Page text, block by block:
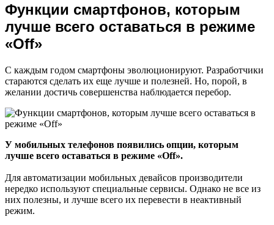
Функции смартфонов, которым
лучше всего оставаться в режиме
«Off»
С каждым годом смартфоны эволюционируют. Разработчики
стараются сделать их еще лучше и полезней. Но, порой, в
желании достичь совершенства наблюдается перебор.
У мобильных телефонов появились опции, которым
лучше всего оставаться в режиме «Off».
Для автоматизации мобильных девайсов производители
нередко используют специальные сервисы. Однако не все из
них полезны, и лучше всего их перевести в неактивный
режим.